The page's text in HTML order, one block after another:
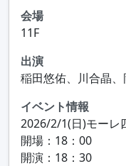
会場
11F
出演
稲田悠佑、川合晶
イベント情報
2026/2/1(日)モーレ
開場：18：00
開演：18：30